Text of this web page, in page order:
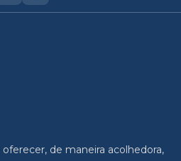
de maneira acolhedora,